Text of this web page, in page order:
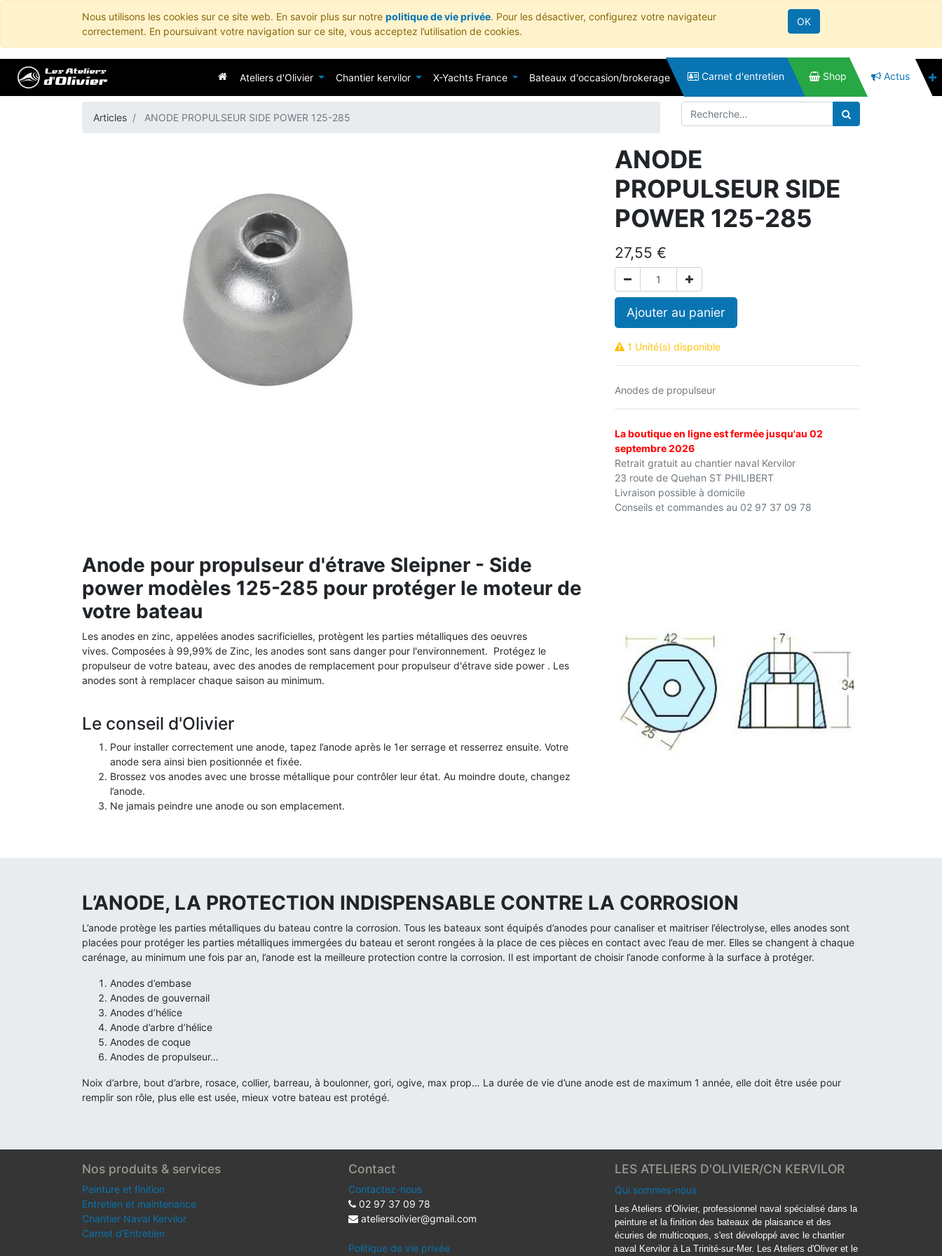
Nous utilisons les cookies sur ce site web. En savoir plus sur notre politique de vie privée. Pour les désactiver, configurez votre navigateur
correctement. En poursuivant votre navigation sur ce site, vous acceptez l’utilisation de cookies.
OK
Ateliers d'Olivier Chantier kervilor X-Yachts France Bateaux d'occasion/brokerage Carnet d'entretien Shop Actus
Articles ANODE PROPULSEUR SIDE POWER 125-285
ANODE
PROPULSEUR SIDE
POWER 125-285
27,55 €
Ajouter au panier
1 Unité(s) disponible
Anodes de propulseur
La boutique en ligne est fermée jusqu'au 02
septembre 2026
Retrait gratuit au chantier naval Kervilor
23 route de Quehan ST PHILIBERT
Livraison possible à domicile
Conseils et commandes au 02 97 37 09 78
Anode pour propulseur d'étrave Sleipner - Side
power modèles 125-285 pour protéger le moteur de
votre bateau
Les anodes en zinc, appelées anodes sacrificielles, protègent les parties métalliques des oeuvres
vives. Composées à 99,99% de Zinc, les anodes sont sans danger pour l'environnement. Protégez le
propulseur de votre bateau, avec des anodes de remplacement pour propulseur d'étrave side power . Les
anodes sont à remplacer chaque saison au minimum.
Le conseil d'Olivier
Pour installer correctement une anode, tapez l’anode après le 1er serrage et resserrez ensuite. Votre
anode sera ainsi bien positionnée et fixée.
Brossez vos anodes avec une brosse métallique pour contrôler leur état. Au moindre doute, changez
l’anode.
Ne jamais peindre une anode ou son emplacement.
L’ANODE, LA PROTECTION INDISPENSABLE CONTRE LA CORROSION
L’anode protège les parties métalliques du bateau contre la corrosion. Tous les bateaux sont équipés d’anodes pour canaliser et maitriser l’électrolyse, elles anodes sont
placées pour protéger les parties métalliques immergées du bateau et seront rongées à la place de ces pièces en contact avec l’eau de mer. Elles se changent à chaque
carénage, au minimum une fois par an, l’anode est la meilleure protection contre la corrosion. Il est important de choisir l’anode conforme à la surface à protéger.
Anodes d’embase
Anodes de gouvernail
Anodes d’hélice
Anode d’arbre d’hélice
Anodes de coque
Anodes de propulseur…
Noix d’arbre, bout d’arbre, rosace, collier, barreau, à boulonner, gori, ogive, max prop… La durée de vie d’une anode est de maximum 1 année, elle doit être usée pour
remplir son rôle, plus elle est usée, mieux votre bateau est protégé.
Nos produits & services
Peinture et finition
Entretien et maintenance
Chantier Naval Kervilor
Carnet d'Entretien
Contact
Contactez-nous
02 97 37 09 78
ateliersolivier@gmail.com
Politique de vie privée
LES ATELIERS D'OLIVIER/CN KERVILOR
Qui sommes-nous
Les Ateliers d’Olivier, professionnel naval spécialisé dans la
peinture et la finition des bateaux de plaisance et des
écuries de multicoques, s'est développé avec le chantier
naval Kervilor à La Trinité-sur-Mer. Les Ateliers d'Oliver et le